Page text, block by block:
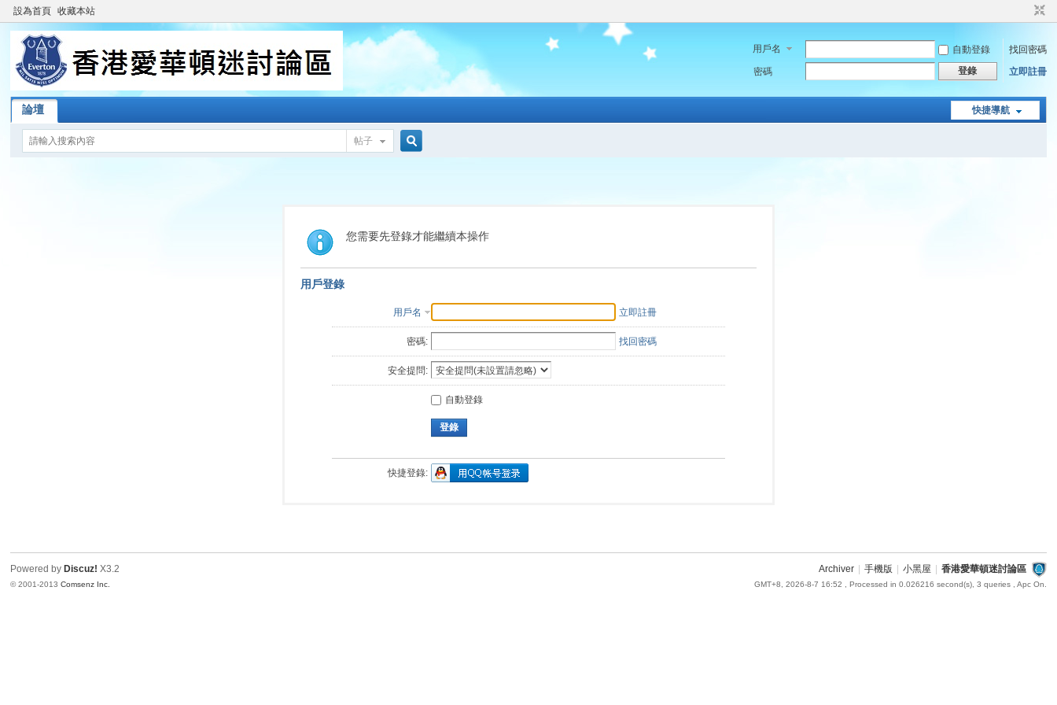
設為首頁 收藏本站
用戶名 自動登錄
找回密碼
密碼
登錄 立即註冊
快捷導航
論壇
帖子
索
您需要先登錄才能繼續本操作
用戶登錄
用戶名 立即註冊
密碼: 找回密碼
安全提問:
自動登錄
登錄
快捷登錄:
Archiver 手機版 小黑屋 香港愛華頓迷討論區
GMT+8, 2026-8-7 16:52 , Processed in 0.026216 second(s), 3 queries , Apc On.
Powered by Discuz! X3.2
© 2001-2013Comsenz Inc.